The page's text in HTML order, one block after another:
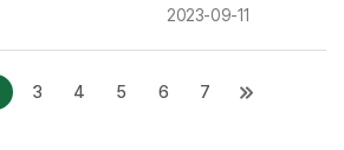
2023-09-11
3 4 5 6 7